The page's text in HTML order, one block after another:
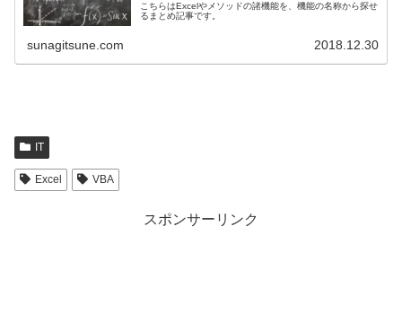
こちらはExcelやメソッドの諸機能を、機能の名称から探せ
るまとめ記事です。
sunagitsune.com 2018.12.30
IT
Excel VBA
スポンサーリンク